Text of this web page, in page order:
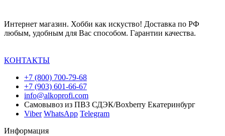
Интернет магазин. Хобби как искуство! Доставка по РФ
любым, удобным для Вас способом. Гарантии качества.
КОНТАКТЫ
+7 (800) 700-79-68
+7 (903) 601-66-67
info@alkoprofi.com
Самовывоз из ПВЗ СДЭК/Boxberry Екатеринбург
Viber WhatsApp Telegram
Информация